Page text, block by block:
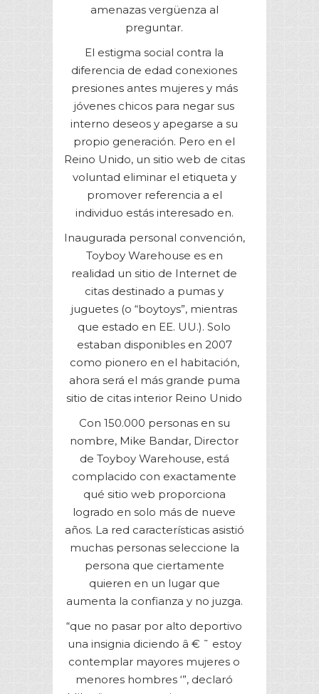
amenazas vergüenza al
preguntar.
El estigma social contra la
diferencia de edad conexiones
presiones antes mujeres y más
jóvenes chicos para negar sus
interno deseos y apegarse a su
propio generación. Pero en el
Reino Unido, un sitio web de citas
voluntad eliminar el etiqueta y
promover referencia a el
individuo estás interesado en.
Inaugurada personal convención,
Toyboy Warehouse es en
realidad un sitio de Internet de
citas destinado a pumas y
juguetes (o “boytoys”, mientras
que estado en EE. UU.). Solo
estaban disponibles en 2007
como pionero en el habitación,
ahora será el más grande puma
sitio de citas interior Reino Unido
Con 150.000 personas en su
nombre, Mike Bandar, Director
de Toyboy Warehouse, está
complacido con exactamente
qué sitio web proporciona
logrado en solo más de nueve
años. La red características asistió
muchas personas seleccione la
persona que ciertamente
quieren en un lugar que
aumenta la confianza y no juzga.
“que no pasar por alto deportivo
una insignia diciendo â € ˜ estoy
contemplar mayores mujeres o
menores hombres ‘”, declaró